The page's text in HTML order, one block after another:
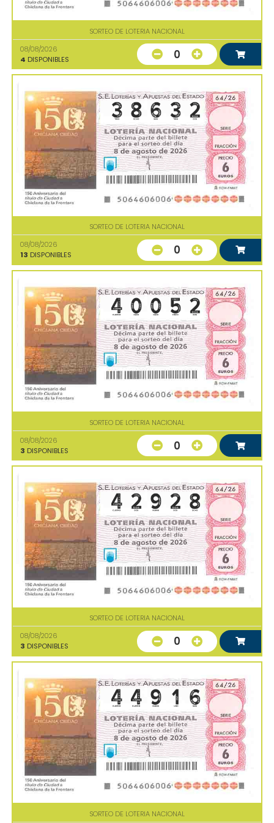
SORTEO DE LOTERIA NACIONAL
08/08/2026
4 DISPONIBLES 0
SORTEO DE LOTERIA NACIONAL
08/08/2026
13 DISPONIBLES 0
SORTEO DE LOTERIA NACIONAL
08/08/2026
3 DISPONIBLES 0
SORTEO DE LOTERIA NACIONAL
08/08/2026
3 DISPONIBLES 0
SORTEO DE LOTERIA NACIONAL